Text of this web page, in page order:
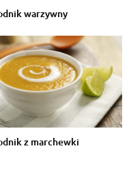
warzywny
z marchewki